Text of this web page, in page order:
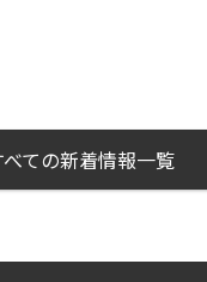
べての新着情報一覧